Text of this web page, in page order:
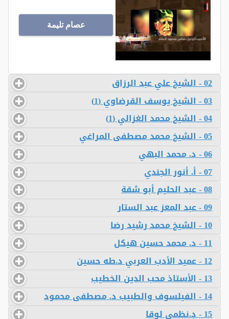
عصام تليمة
02 - الشيخ علي عبد الرزاق
03 - الشيخ يوسف القرضاوي (1)
04 - الشيخ محمد الغزالي (1)
05 - الشيخ محمد مصطفى المراغي
06 - د. محمد البهي
07 - أ. أنور الجندي
08 - عبد الحليم أبو شقة
09 - عبد المعز عبد الستار
10 - الشيخ محمد رشيد رضا
11 - د. محمد حسين هيكل
12 - عميد الأدب العربي د.طه حسين
13 - الأستاذ محب الدين الخطيب
14 - الفيلسوف والطبيب د. مصطفى محمود
15 - د.نظمي لوقا